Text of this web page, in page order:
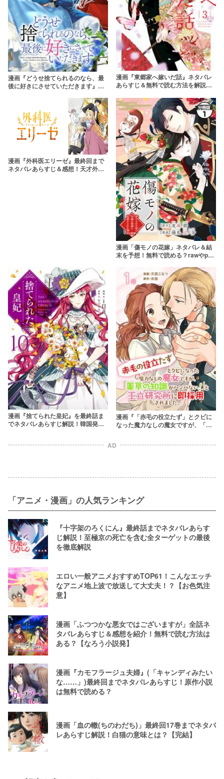
漫画『どうせ捨てられるのなら、最
後に好きにさせていただきます』ネ
説！全話無料で読む方法はある？
漫画『東郷家へ嫁いだ話』ネタバレ
あらすじ＆無料で読む方法を解説！
る？
漫画『外科医エリーゼ』最終回まで
ネタバレあらすじ＆感想！天才外科
漫画「傷モノの花嫁」ネタバレ＆結
末を予想！無料で読める？rawやpdf
漫画『捨てられた皇妃』を最終話ま
でネタバレあらすじ解説！韓国発の
漫画『「赤毛の役立たず」とクビに
なった魔力なしの魔女ですが、「薬
AD
「アニメ・漫画」の人気ランキング
『十字架のろくにん』最終話までネタバレあらす
じ解説！至極京の死亡を含む全ターゲットの最後
を徹底解説
エロい一般アニメおすすめTOP61！こんなエッチ
なアニメ地上波で放送して大丈夫！？【お色気注
意】
漫画「ふつつかな悪女ではございますが」全話ネ
タバレあらすじ＆感想を紹介！無料で読む方法は
ある？【なろう小説発】
漫画『カモフラージュ夫婦』(「キャンディみたい
な……」)最終回までネタバレあらすじ！原作小説
は無料で読める？
漫画「血の轍(ちのわだち)」最終回17巻までネタバ
レあらすじ解説！白猫の意味とは？【完結】